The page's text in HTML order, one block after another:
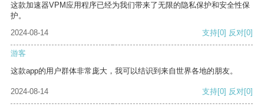
这款加速器VPM应用程序已经为我们带来了无限的隐私保护和安全性保
护。
2024-08-14
支持[0] 反对[0]
游客
这款app的用户群体非常庞大，我可以结识到来自世界各地的朋友。
2024-08-14 支持[0] 反对[0]